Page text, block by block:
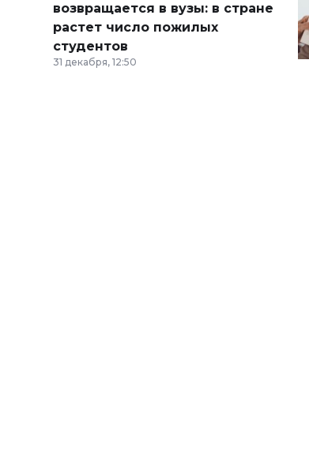
возвращается в вузы: в стране
растет число пожилых
студентов
31 декабря, 12:50